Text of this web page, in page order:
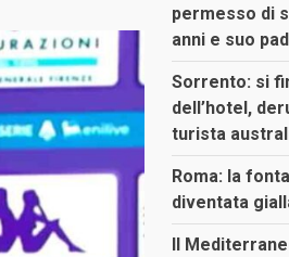
permesso di
anni e suo
Sorrento: si
dell’hotel,
turista
Roma: la
diventata
Il